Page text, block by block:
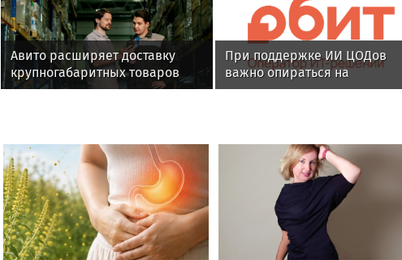
Авито расширяет доставку
крупногабаритных товаров
вместе с «Байкал Сервис»
При поддержке ИИ ЦОДов
важно опираться на
рыночный спрос